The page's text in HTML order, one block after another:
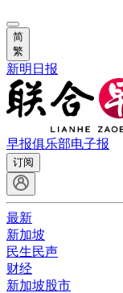
简
繁
新明日报
早报俱乐部电子报
订阅
最新
新加坡
民生民声
财经
新加坡股市